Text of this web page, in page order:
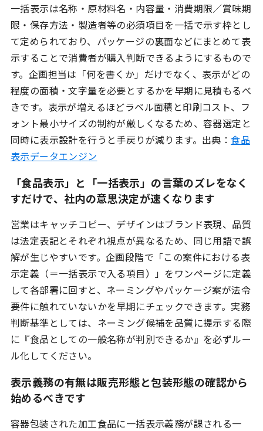
一括表示は名称・原材料名・内容量・消費期限／賞味期
限・保存方法・製造者等の必須項目を一括で示す枠とし
て定められており、パッケージの裏面などにまとめて表
示することで消費者が購入判断できるようにするもので
す。企画担当は「何を書くか」だけでなく、表示がどの
程度の面積・文字量を必要とするかを早期に見積もるべ
きです。表示が増えるほどラベル面積と印刷コスト、フ
ォント最小サイズの制約が厳しくなるため、容器選定と
同時に表示設計を行うと手戻りが減ります。出典：食品
表示データエンジン
「食品表示」と「一括表示」の言葉のズレをなく
すだけで、社内の意思決定が速くなります
営業はキャッチコピー、デザインはブランド表現、品質
は法定表記とそれぞれ視点が異なるため、同じ用語で誤
解が生じやすいです。企画段階で「この案件における表
示定義（＝一括表示で入る項目）」をワンページに定義
して各部署に回すと、ネーミングやパッケージ案が法令
要件に触れていないかを早期にチェックできます。実務
判断基準としては、ネーミング候補を品質に提示する際
に『食品としての一般名称が判別できるか』を必ずルー
ル化してください。
表示義務の有無は販売形態と包装形態の確認から
始めるべきです
容器包装された加工食品に一括表示義務が課される一